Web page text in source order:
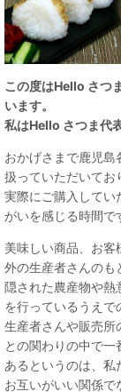
この度はHello さつ
います。
私はHello さつま代
おかげさまで鹿児島
扱っていただいてお
実際にご購入してい
がいを感じる時間で
美味しい商品、お客
外の生産者さんのも
隠された農産物や熱
を行っているうえで
生産者さんや販売所
との関わりの中で
あるというのは、私
お互いがいい関係